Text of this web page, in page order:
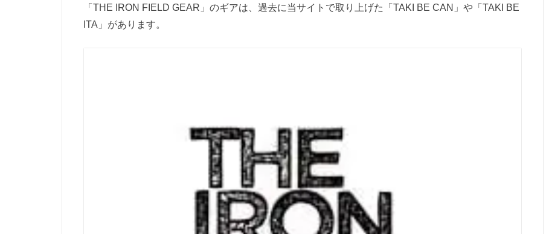
「THE IRON FIELD GEAR」のギアは、過去に当サイトで取り上げた「TAKI BE CAN」や「TAKI BE
ITA」があります。